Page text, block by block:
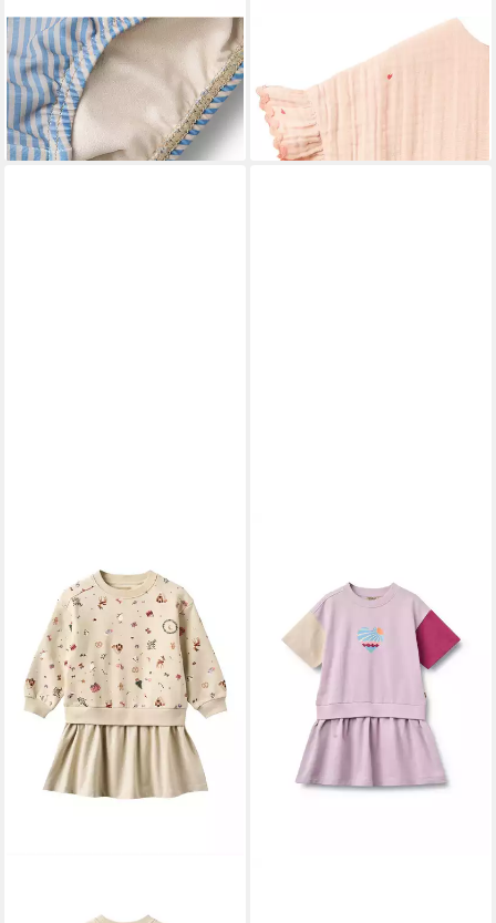
WHEAT
Badeshorts WHEAT Swim
Shorts Philip
35,95 €
lieferbar - in 2-3 Werktagen bei dir
A-Linien-Kleid WHEAT Dress
Lace Thit (1-tlg)
59,95 €
lieferbar - in 2-3 Werktagen bei dir